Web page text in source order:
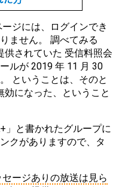
ジには、ログインでき
ません。 調べてみる
供されていた 受信料照会
ルが 2019 年 11 月 30
ということは、そのと
効になった、ということ
」と書かれたグループに
クがありますので、タ
セージありの放送は見ら